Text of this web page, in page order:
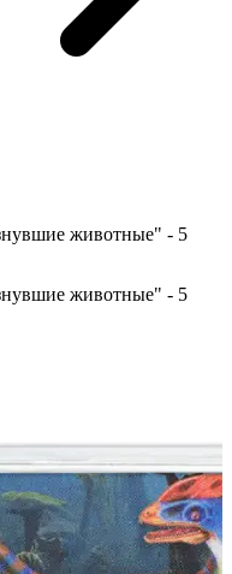
животные" - 5
животные" - 5